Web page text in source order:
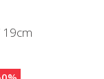
19cm